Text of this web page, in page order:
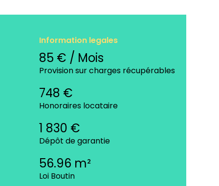
Information legales
85 € / Mois
Provision sur charges récupérables
748 €
Honoraires locataire
1 830 €
Dépôt de garantie
56.96 m²
Loi Boutin